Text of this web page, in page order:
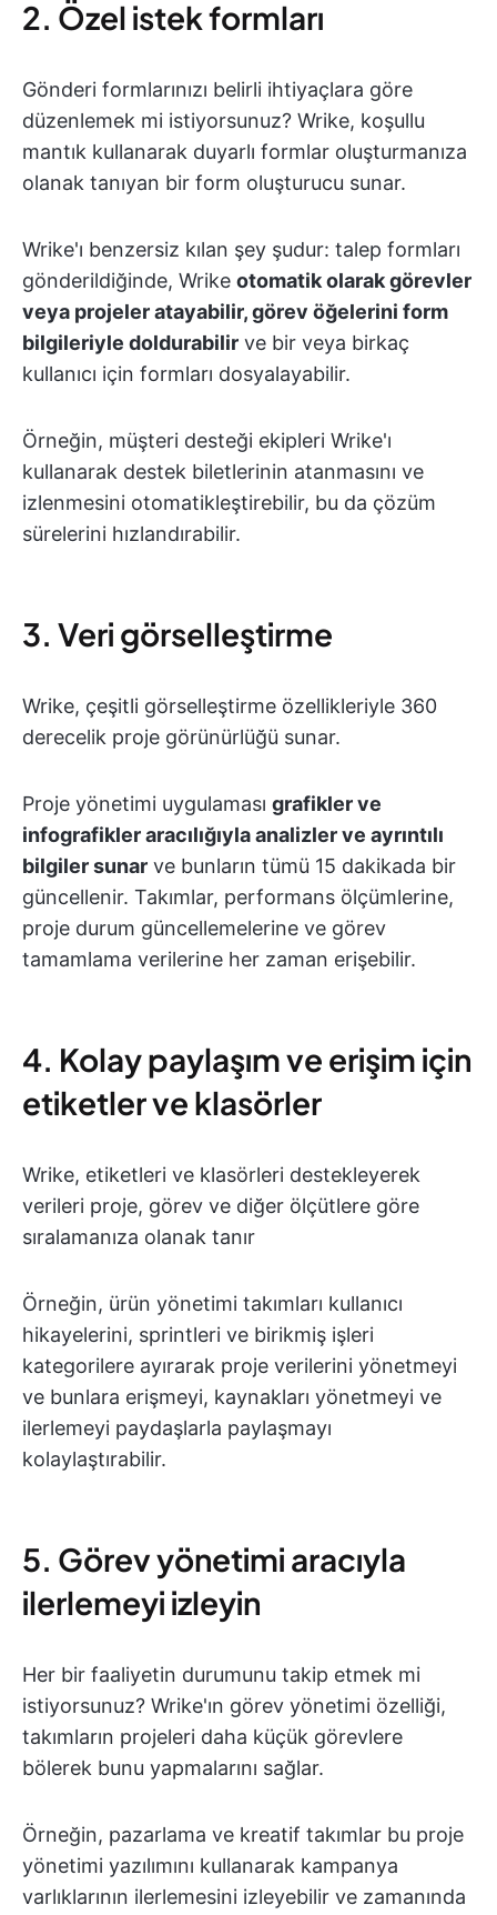
2. Özel istek formları
Gönderi formlarınızı belirli ihtiyaçlara göre
düzenlemek mi istiyorsunuz? Wrike, koşullu
mantık kullanarak duyarlı formlar oluşturmanıza
olanak tanıyan bir form oluşturucu sunar.
Wrike'ı benzersiz kılan şey şudur: talep formları
gönderildiğinde, Wrike otomatik olarak görevler
veya projeler atayabilir, görev öğelerini form
bilgileriyle doldurabilir ve bir veya birkaç
kullanıcı için formları dosyalayabilir.
Örneğin, müşteri desteği ekipleri Wrike'ı
kullanarak destek biletlerinin atanmasını ve
izlenmesini otomatikleştirebilir, bu da çözüm
sürelerini hızlandırabilir.
3. Veri görselleştirme
Wrike, çeşitli görselleştirme özellikleriyle 360
derecelik proje görünürlüğü sunar.
Proje yönetimi uygulaması grafikler ve
infografikler aracılığıyla analizler ve ayrıntılı
bilgiler sunar ve bunların tümü 15 dakikada bir
güncellenir. Takımlar, performans ölçümlerine,
proje durum güncellemelerine ve görev
tamamlama verilerine her zaman erişebilir.
4. Kolay paylaşım ve erişim için
etiketler ve klasörler
Wrike, etiketleri ve klasörleri destekleyerek
verileri proje, görev ve diğer ölçütlere göre
sıralamanıza olanak tanır
Örneğin, ürün yönetimi takımları kullanıcı
hikayelerini, sprintleri ve birikmiş işleri
kategorilere ayırarak proje verilerini yönetmeyi
ve bunlara erişmeyi, kaynakları yönetmeyi ve
ilerlemeyi paydaşlarla paylaşmayı
kolaylaştırabilir.
5. Görev yönetimi aracıyla
ilerlemeyi izleyin
Her bir faaliyetin durumunu takip etmek mi
istiyorsunuz? Wrike'ın görev yönetimi özelliği,
takımların projeleri daha küçük görevlere
bölerek bunu yapmalarını sağlar.
Örneğin, pazarlama ve kreatif takımlar bu proje
yönetimi yazılımını kullanarak kampanya
varlıklarının ilerlemesini izleyebilir ve zamanında